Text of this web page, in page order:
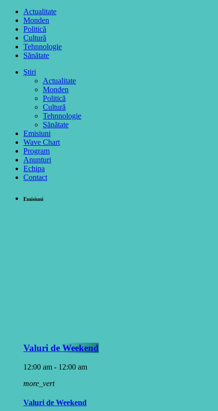
Actualitate
Monden
Politică
Cultură
Tehnnologie
Sănătate
Ştiri
Actualitate
Monden
Politică
Cultură
Tehnnologie
Sănătate
Emisiuni
Wave Chart
Program
Anunturi
Echipa
Contact
Emisiuni
Valuri de Weekend
12:00 am - 12:00 am
more_vert
Valuri de Weekend